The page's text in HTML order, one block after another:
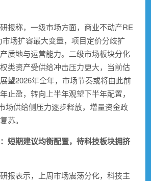
研报称，一级市场方面，商业不动产RE
场扩容最大变量，项目定价分歧扩
质地与运营能力。二级市场板块分化
类资产受供给冲击压力更大，当前估
望2026年全年，市场节奏或将由此前
止盈，转向上半年观望下半年配置，
场供给侧压力逐步释放，增量资金政
苏。
：短期建议均衡配置，待科技板块拥挤
研报表示，上周市场震荡分化，科技主